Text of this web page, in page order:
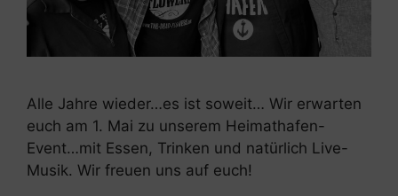
Alle Jahre wieder…es ist soweit… Wir erwarten
euch am 1. Mai zu unserem Heimathafen-
Event…mit Essen, Trinken und natürlich Live-
Musik. Wir freuen uns auf euch!